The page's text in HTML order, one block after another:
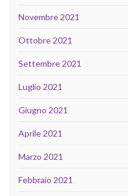
Novembre 2021
Ottobre 2021
Settembre 2021
Luglio 2021
Giugno 2021
Aprile 2021
Marzo 2021
Febbraio 2021